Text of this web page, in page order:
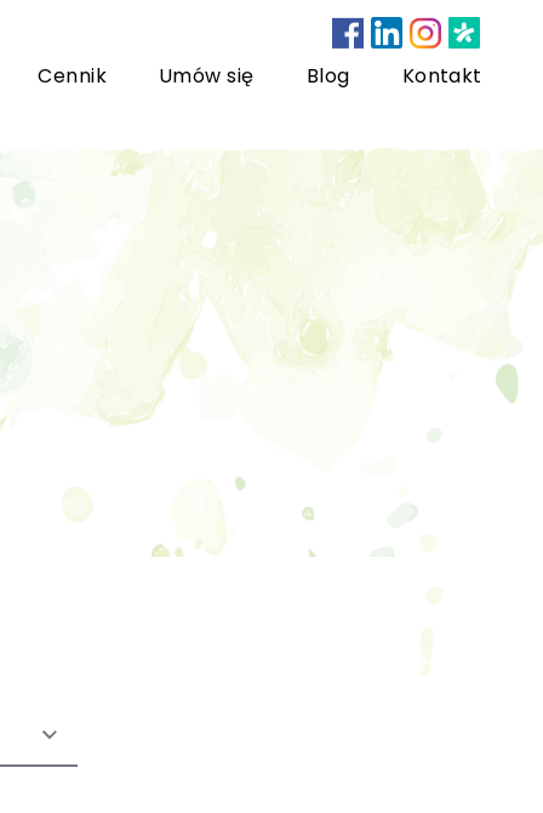
Cennik Umów się Blog Kontakt
bariatryczne
dzieci i młodzieży
rodzinna
Trening Umiejętności Społecznych dla dzieci i